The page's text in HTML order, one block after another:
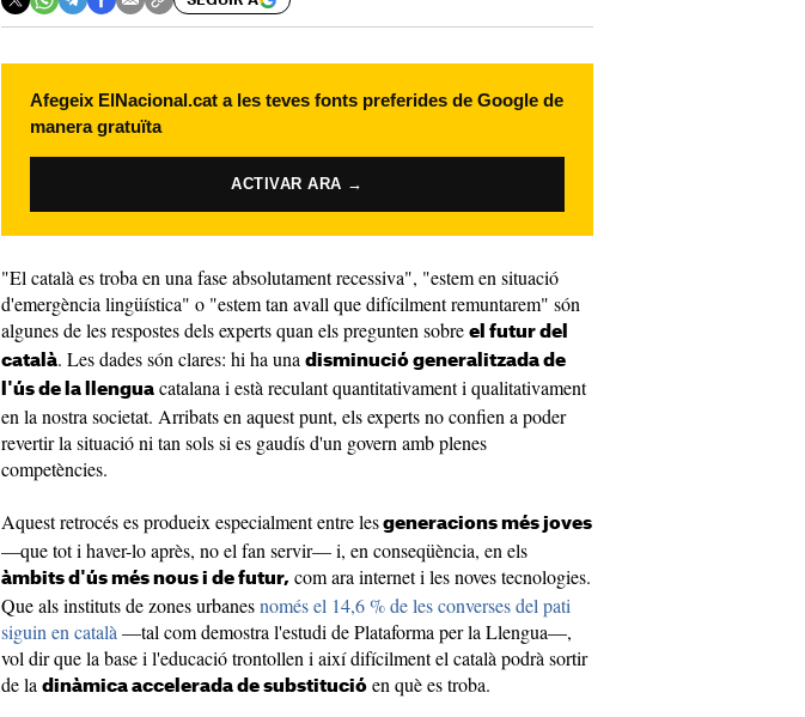
Afegeix ElNacional.cat a les teves fonts preferides de Google de
manera gratuïta
ACTIVAR ARA →
"El català es troba en una fase absolutament recessiva", "estem en situació
d'emergència lingüística" o "estem tan avall que difícilment remuntarem" són
algunes de les respostes dels experts quan els pregunten sobre el futur del
català. Les dades són clares: hi ha una disminució generalitzada de
l'ús de la llengua catalana i està reculant quantitativament i qualitativament
en la nostra societat. Arribats en aquest punt, els experts no confien a poder
revertir la situació ni tan sols si es gaudís d'un govern amb plenes
competències.
Aquest retrocés es produeix especialment entre les generacions més joves
—que tot i haver-lo après, no el fan servir— i, en conseqüència, en els
àmbits d'ús més nous i de futur, com ara internet i les noves tecnologies.
Que als instituts de zones urbanesnomés el 14,6 % de les converses del pati
siguin en català —tal com demostra l'estudi de Plataforma per la Llengua—,
vol dir que la base i l'educació trontollen i així difícilment el català podrà sortir
de la dinàmica accelerada de substitució en què es troba.